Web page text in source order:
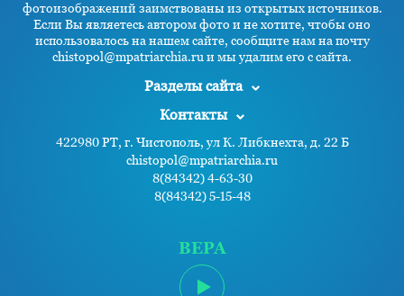
фотоизображений заимствованы из открытых источников.
Если Вы являетесь автором фото и не хотите, чтобы оно
использовалось на нашем сайте, сообщите нам на почту
chistopol@mpatriarchia.ru и мы удалим его с сайта.
Разделы сайта
Контакты
422980 РТ, г. Чистополь, ул К. Либкнехта, д. 22 Б
chistopol@mpatriarchia.ru
8(84342) 4-63-30
8(84342) 5-15-48
ВЕРА